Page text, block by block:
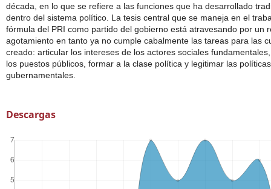
década, en lo que se refiere a las funciones que ha desarrollado
dentro del sistema político. La tesis central que se maneja en el
fórmula del PRI como partido del gobierno está atravesando por un
agotamiento en tanto ya no cumple cabalmente las tareas para las
creado: articular los intereses de los actores sociales
los puestos públicos, formar a la clase política y legitimar las políticas
gubernamentales.
Descargas